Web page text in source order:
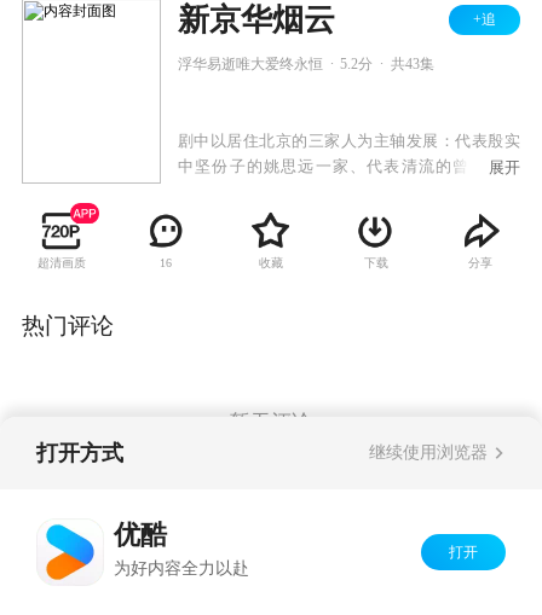
新京华烟云 +追
浮华易逝唯大爱终永恒 5.2分 共43集
剧中以居住北京的三家人为主轴发展：代表殷实
中坚份子的姚思远一家、代表清流的曾文璞一
际，三家人见证了中国人从封建到民主的过程，
个人或被时代洪流吞没、或与时代俱进成就个人
修为，当时移境迁，蓦然回首，方觉悟近四十年
展开
超清画质 16 收藏 下载 分享
热门评论
暂无评论
打开方式 继续使用浏览器
优酷
为好内容全力以赴
打开